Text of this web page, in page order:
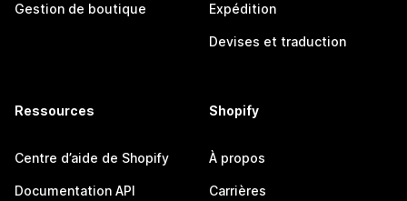
Gestion de boutique Expédition
Devises et traduction
Ressources
Centre d’aide de Shopify
Documentation API
Shopify
À propos
Carrières